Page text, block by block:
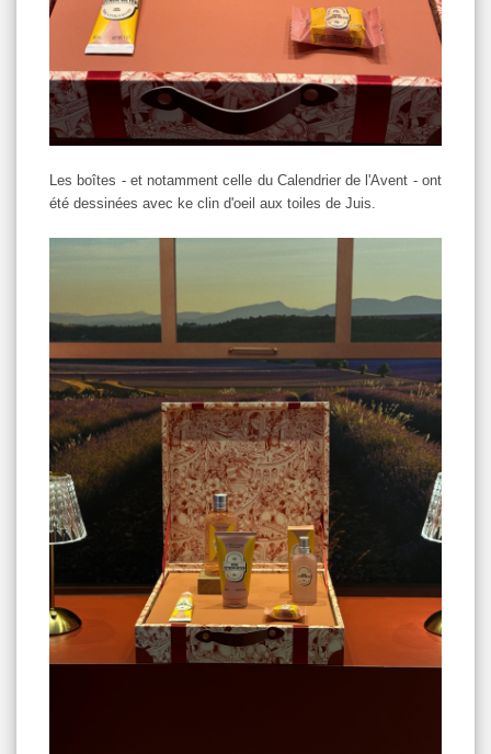
Les boîtes - et notamment celle du Calendrier de l'Avent - ont
été dessinées avec ke clin d'oeil aux toiles de Juis.